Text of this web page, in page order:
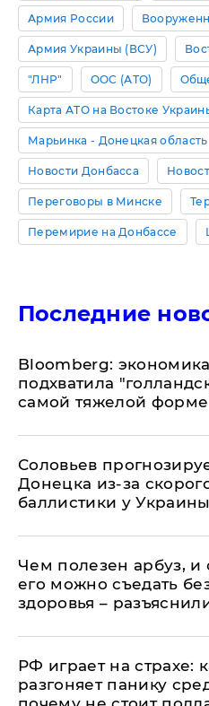
Армия России
Армия Украины (ВСУ)
"ЛНР" ООС (АТО)
Карта АТО на Востоке
Марьинка - Донецкая область
Новости Донбасса
Переговоры в Минске
Перемирие на Донбассе
Последние
Bloomberg:
подхватила
самой тяжелой форме
Соловьев
Донецка из-за
баллистики у Украины
Чем полезен арбуз, и
его можно съедать
здоровья –
РФ играет на страхе:
разгоняет панику